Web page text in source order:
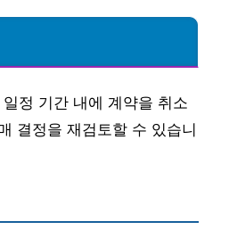
정 기간 내에 계약을 취소
결정을 재검토할 수 있습니